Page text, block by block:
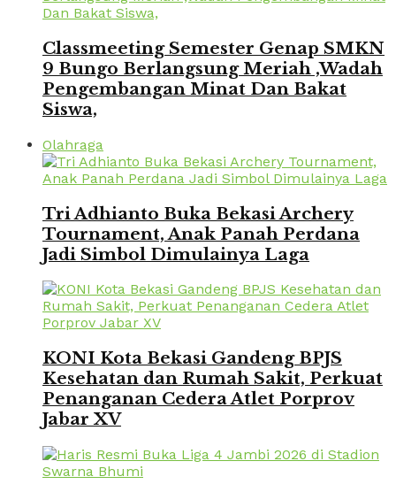
Classmeeting Semester Genap SMKN
9 Bungo Berlangsung Meriah ,Wadah
Pengembangan Minat Dan Bakat
Siswa,
Olahraga
Tri Adhianto Buka Bekasi Archery
Tournament, Anak Panah Perdana
Jadi Simbol Dimulainya Laga
KONI Kota Bekasi Gandeng BPJS
Kesehatan dan Rumah Sakit, Perkuat
Penanganan Cedera Atlet Porprov
Jabar XV